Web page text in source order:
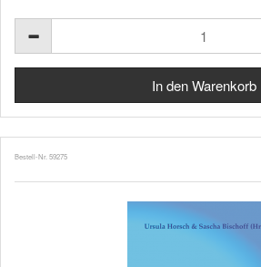
Bestell-Nr. 59275